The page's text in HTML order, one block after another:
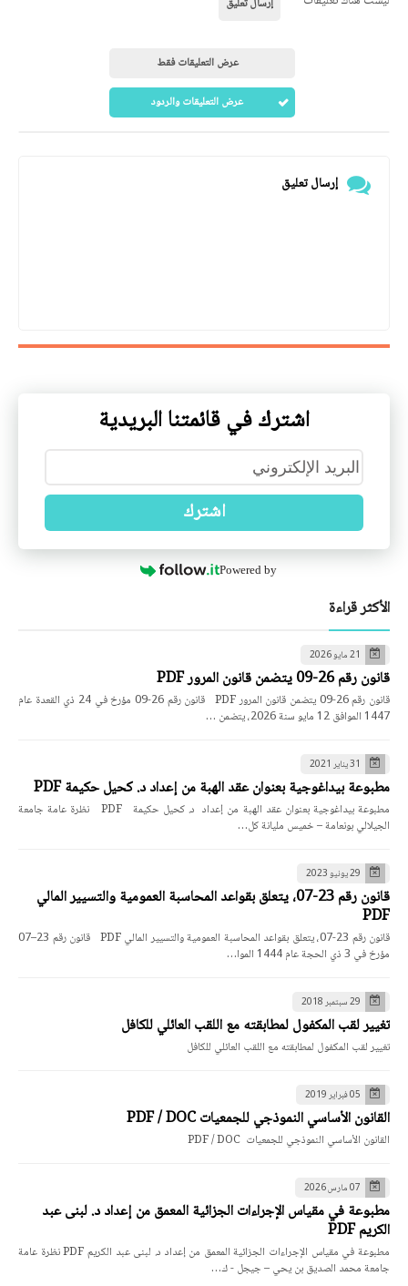
عرض التعليقات فقط
عرض التعليقات والردود
إرسال تعليق
اشترك في قائمتنا البريدية
اشترك
Powered by
الأكثر قراءة
21 مايو 2026
قانون رقم 26-09 يتضمن قانون المرور PDF
قانون رقم 26-09 يتضمن قانون المرور PDF قانون رقم 26-09 مؤرخ في 24 ذي القعدة عام
1447 الموافق 12 مايو سنة 2026، يتضمن …
31 يناير 2021
مطبوعة بيداغوجية بعنوان عقد الهبة من إعداد د. كحيل حكيمة PDF
مطبوعة بيداغوجية بعنوان عقد الهبة من إعداد د. كحيل حكيمة PDF نظرة عامة جامعة
الجيلالي بونعامة – خميس مليانة كل…
29 يونيو 2023
قانون رقم 23-07، يتعلق بقواعد المحاسبة العمومية والتسيير المالي
PDF
قانون رقم 23-07، يتعلق بقواعد المحاسبة العمومية والتسيير المالي PDF قانون رقم 23–07
مؤرخ في 3 ذي الحجة عام 1444 الموا…
29 سبتمبر 2018
تغيير لقب المكفول لمطابقته مع اللقب العائلي للكافل
تغيير لقب المكفول لمطابقته مع اللقب العائلي للكافل
05 فبراير 2019
القانون الأساسي النموذجي للجمعيات PDF / DOC
القانون الأساسي النموذجي للجمعيات PDF / DOC
07 مارس 2026
مطبوعة في مقياس الإجراءات الجزائية المعمق من إعداد د. لبنى عبد
الكريم PDF
مطبوعة في مقياس الإجراءات الجزائية المعمق من إعداد د. لبنى عبد الكريم PDF نظرة عامة
جامعة محمد الصديق بن يحي – جيجل - ك…